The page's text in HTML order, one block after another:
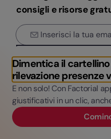
Dimentica il
rilevazione presenze
E non solo! Con Factorial
giustificativi in un clic,
consigli e risorse
Inserendo la tua email e cliccando
newsletter e email di marketing da
(Factorial). Consulta la nostra
dettagli sull’uso dei dati, i diritti
Blog
Gestione del Tempo